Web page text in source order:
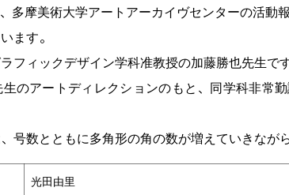
多摩美術大学アートアーカイヴセンターの活動
ます。
フィックデザイン学科准教授の加藤勝也先生です
のアートディレクションのもと、同学科非常
号数とともに多角形の角の数が増えていきなが
光田由里